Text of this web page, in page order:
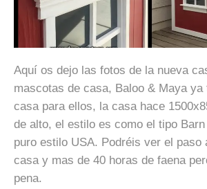
Aquí os dejo las fotos de la nueva
mascotas de casa, Baloo & Maya ya
casa para ellos, la casa hace
de alto, el estilo es como el tipo
puro estilo USA. Podréis ver el paso
casa y mas de 40 horas de faena
pena.